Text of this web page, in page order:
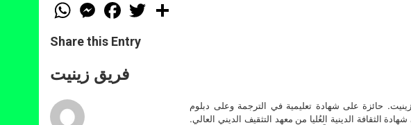
W
h
t
s
p
p
M
e
s
e
g
e
F
a
e
b
o
k
w
Share this Entry
فريق زينيت
حائزة على شهادة تعليمية في الترجمة وعلى دبلوم
الثقافة الدينية العُليا من معهد التثقيف الديني العالي.